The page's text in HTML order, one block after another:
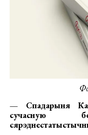
— Спадарыня
сучасную